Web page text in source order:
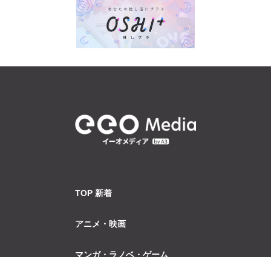
TOP 新着
アニメ・映画
マンガ・ラノベ・ゲーム